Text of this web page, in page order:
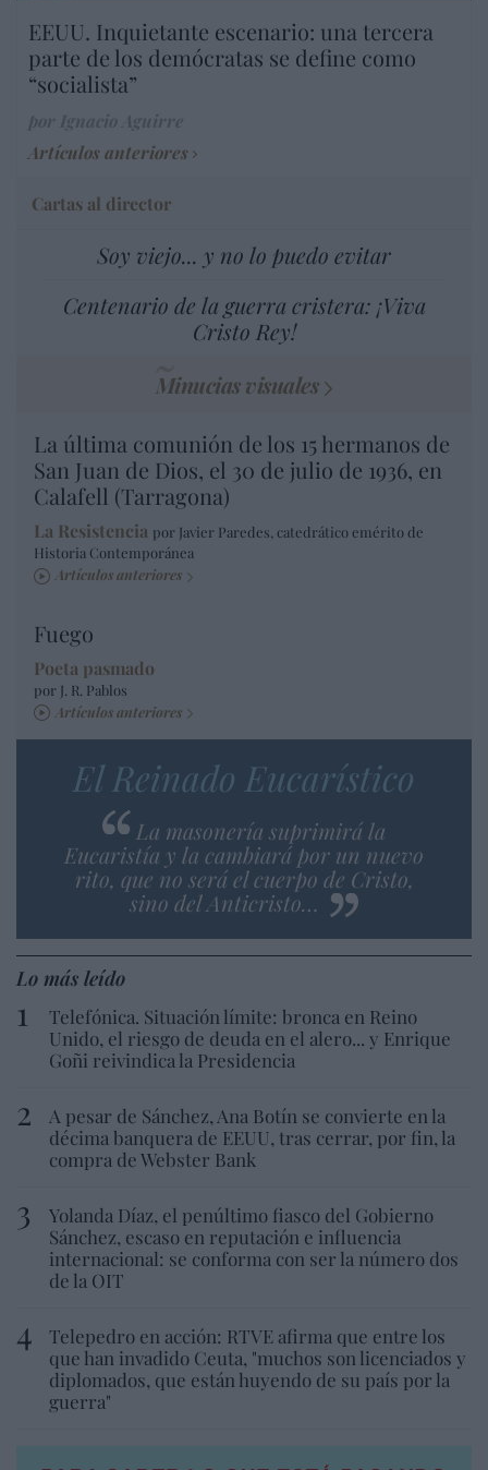
EEUU. Inquietante escenario: una tercera
parte de los demócratas se define como
“socialista”
Artículos anteriores
Cartas al director
Soy viejo... y no lo puedo evitar
Centenario de la guerra cristera: ¡Viva
Cristo Rey!
Minucias visuales
La última comunión de los 15 hermanos de
San Juan de Dios, el 30 de julio de 1936, en
Calafell (Tarragona)
La Resistencia por Javier Paredes, catedrático emérito de
Historia Contemporánea
Artículos anteriores
Fuego
Poeta pasmado
por J. R. Pablos
Artículos anteriores
El Reinado Eucarístico
La masonería suprimirá la
Eucaristía y la cambiará por un nuevo
rito, que no será el cuerpo de Cristo,
sino del Anticristo…
Lo más leído
Telefónica. Situación límite: bronca en Reino
Unido, el riesgo de deuda en el alero... y Enrique
Goñi reivindica la Presidencia
A pesar de Sánchez, Ana Botín se convierte en la
décima banquera de EEUU, tras cerrar, por fin, la
compra de Webster Bank
Yolanda Díaz, el penúltimo fiasco del Gobierno
Sánchez, escaso en reputación e influencia
internacional: se conforma con ser la número dos
de la OIT
Telepedro en acción: RTVE afirma que entre los
que han invadido Ceuta, "muchos son licenciados y
diplomados, que están huyendo de su país por la
guerra"